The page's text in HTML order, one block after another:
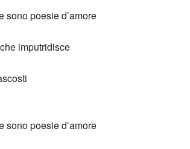
sono poesie d’amore
imputridisce
sono poesie d’amore